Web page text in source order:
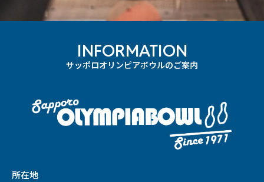
INFORMATION
サッポロオリンピアボウルのご案内
所在地